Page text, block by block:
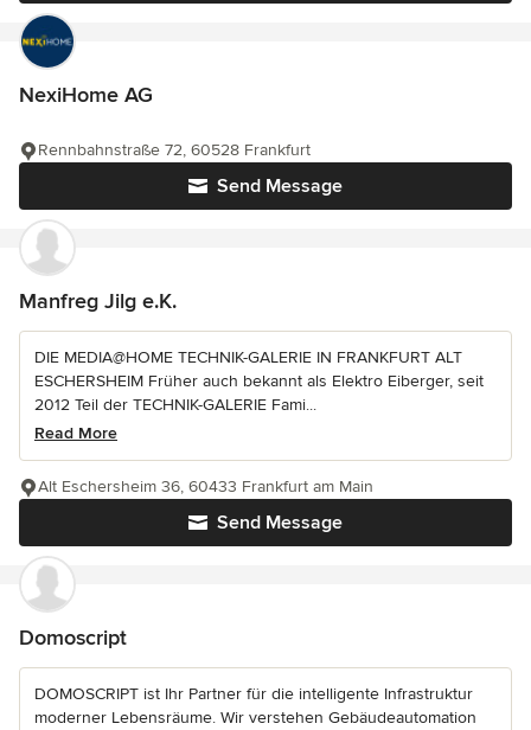
NexiHome AG
Send Message
Rennbahnstraße 72, 60528 Frankfurt
Manfreg Jilg e.K.
DIE MEDIA@HOME TECHNIK-GALERIE IN FRANKFURT ALT
ESCHERSHEIM Früher auch bekannt als Elektro Eiberger, seit
2012 Teil der TECHNIK-GALERIE Fami...
Read More
Send Message
Alt Eschersheim 36, 60433 Frankfurt am Main
Domoscript
DOMOSCRIPT ist Ihr Partner für die intelligente Infrastruktur
moderner Lebensräume. Wir verstehen Gebäudeautomation